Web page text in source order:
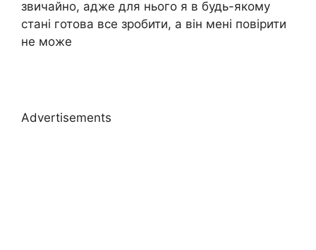
звичайно, адже для нього я в будь-якому
стані готова все зробити, а він мені повірити
не може
Advertisements